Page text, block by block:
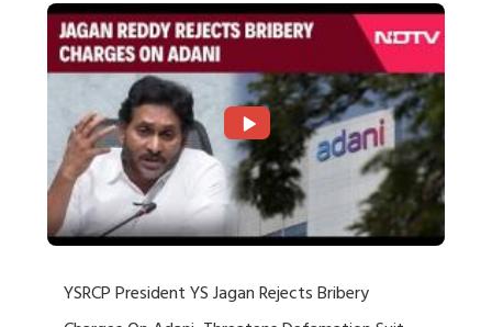
YSRCP President YS Jagan Rejects Bribery